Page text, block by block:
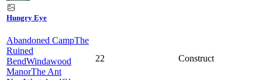
Hungry Eye
Abandoned CampThe
Ruined
BendWindawood
ManorThe Ant
22 Construct